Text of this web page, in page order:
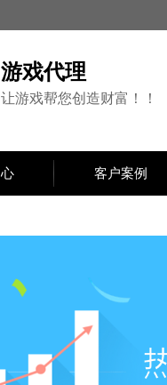
游戏代理
让游戏帮您创造财富！！
客户案例